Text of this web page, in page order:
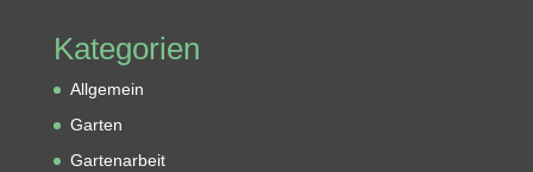
Kategorien
Allgemein
Garten
Gartenarbeit